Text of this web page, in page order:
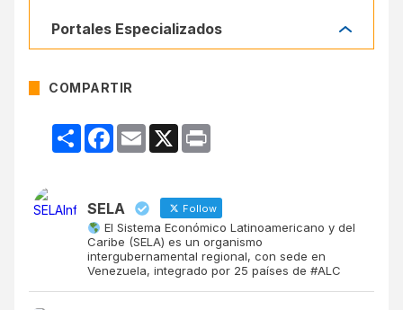
Enlaces
Portales Especializados
COMPARTIR
CompartirFacebook
Email X
SELA Follow
El Sistema Económico Latinoamericano y del
Caribe (SELA) es un organismo
intergubernamental regional, con sede en
Venezuela, integrado por 25 países de #ALC